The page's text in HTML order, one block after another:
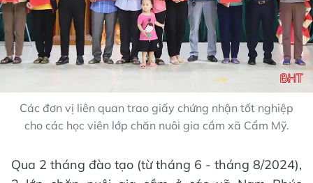
Các đơn vị liên quan trao giấy chứng nhận tốt nghiệp
cho các học viên lớp chăn nuôi gia cầm xã Cẩm Mỹ.
Qua 2 tháng đào tạo (từ tháng 6 - tháng 8/2024),